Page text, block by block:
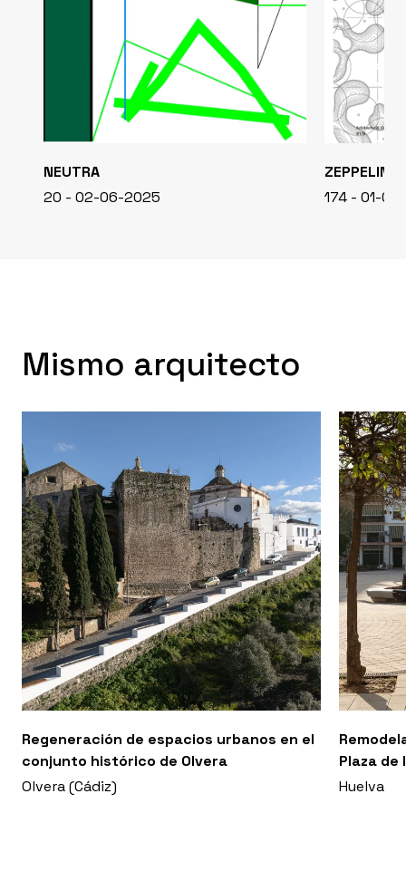
NEUTRA
20 - 02-06-2025
ZEPPELIN
174 - 01-
Mismo arquitecto
Regeneración de espacios urbanos en el
conjunto histórico de Olvera
Olvera (Cádiz)
Plaza de
Huelva